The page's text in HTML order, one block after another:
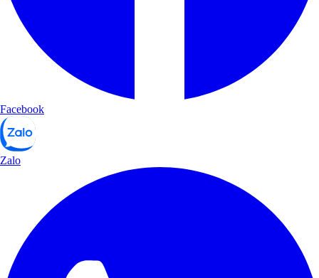
Facebook
Zalo